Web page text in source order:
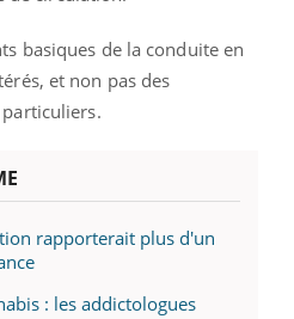
basiques de la conduite en
et non pas des
rapporterait plus d'un
: les addictologues